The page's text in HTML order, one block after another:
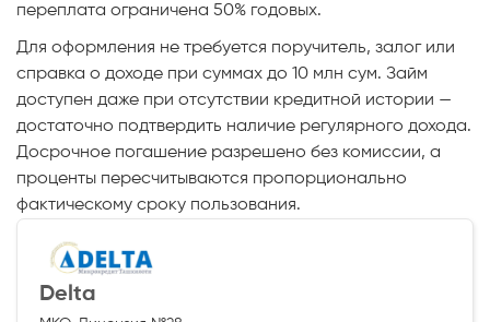
переплата ограничена 50% годовых.
Для оформления не требуется поручитель, залог или
справка о доходе при суммах до 10 млн сум. Займ
доступен даже при отсутствии кредитной истории —
достаточно подтвердить наличие регулярного дохода.
Досрочное погашение разрешено без комиссии, а
проценты пересчитываются пропорционально
фактическому сроку пользования.
Delta